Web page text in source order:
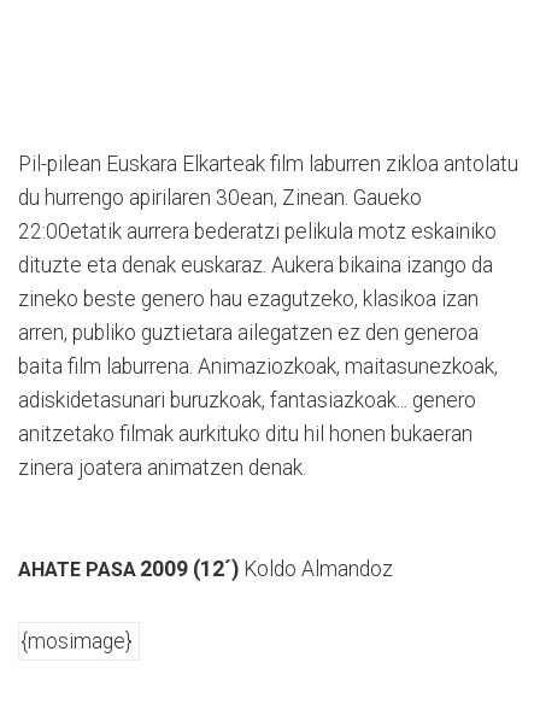
Pil-pilean Euskara Elkarteak film laburren zikloa antolatu
du hurrengo apirilaren 30ean, Zinean. Gaueko
22:00etatik aurrera bederatzi pelikula motz eskainiko
dituzte eta denak euskaraz. Aukera bikaina izango da
zineko beste genero hau ezagutzeko, klasikoa izan
arren, publiko guztietara ailegatzen ez den generoa
baita film laburrena. Animaziozkoak, maitasunezkoak,
adiskidetasunari buruzkoak, fantasiazkoak... genero
anitzetako filmak aurkituko ditu hil honen bukaeran
zinera joatera animatzen denak.
AHATE PASA 2009 (12´) Koldo Almandoz
{mosimage}